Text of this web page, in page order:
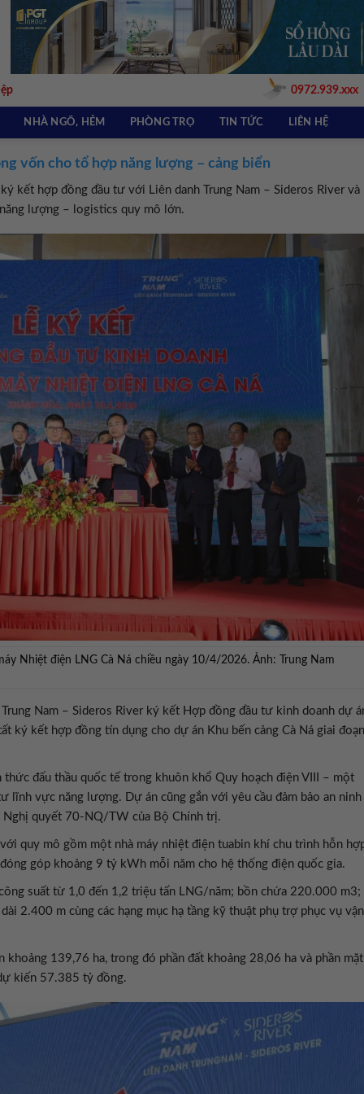
0972.939.xxx
NHÀ NGÕ, HẺM PHÒNG TRỌ TIN TỨC LIÊN HỆ
vốn cho tổ hợp năng lượng – cảng biển
kết hợp đồng đầu tư với Liên danh Trung Nam – Sideros River và
lượng – logistics quy mô lớn.
Nhiệt điện LNG Cà Ná chiều ngày 10/4/2026. Ảnh: Trung Nam
Nam – Sideros River ký kết Hợp đồng đầu tư kinh doanh dự
ký kết hợp đồng tín dụng cho dự án Khu bến cảng Cà Ná giai đoạn
đấu thầu quốc tế trong khuôn khổ Quy hoạch điện VIII – một
lĩnh vực năng lượng. Dự án cũng gắn với yêu cầu đảm bảo an ninh
quyết 70-NQ/TW của Bộ Chính trị.
quy mô gồm một nhà máy nhiệt điện tuabin khí chu trình hỗn
góp khoảng 9 tỷ kWh mỗi năm cho hệ thống điện quốc gia.
suất từ 1,0 đến 1,2 triệu tấn LNG/năm; bồn chứa 220.000 m3;
2.400 m cùng các hạng mục hạ tầng kỹ thuật phụ trợ phục vụ vận
139,76 ha, trong đó phần đất khoảng 28,06 ha và phần mặt
kiến 57.385 tỷ đồng.